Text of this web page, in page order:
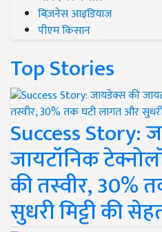
बिज़नेस आइडियाज
पीएम किसान
Top Stories
Success Story:
जायटॉनिक
की तस्वीर, 30%
सुधरी मिट्टी की